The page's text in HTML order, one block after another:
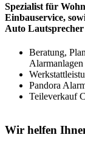
Spezialist für
Einbauservice,
Auto Lautsprecher
Beratung,
Alarmanlagen
Pandora
Teileverkauf
Wir helfen